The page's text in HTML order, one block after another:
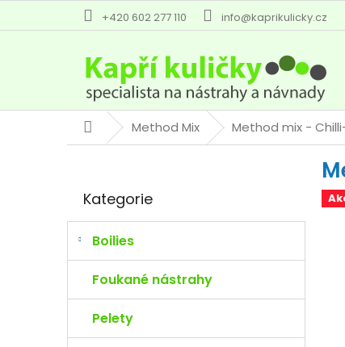
+420 602 277 110 info@kaprikulicky.cz
DomůMethod Mix Method mix -
r
n
í
kategorie
Kategorie
Boilies
Foukané nástrahy
Pelety